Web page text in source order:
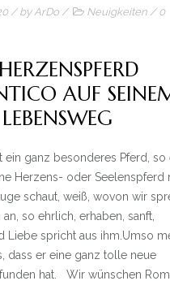
/ by ArDo / Neuigkeiten / 0
AUF
ein ganz besonderes Pferd, so
Herzens- oder Seelenspferd
schaut, weiß, wovon wir
an, so ehrlich, erhaben, sanft,
Liebe spricht aus ihm.Umso
dass er eine ganz tolle neue
hat. Wir wünschen